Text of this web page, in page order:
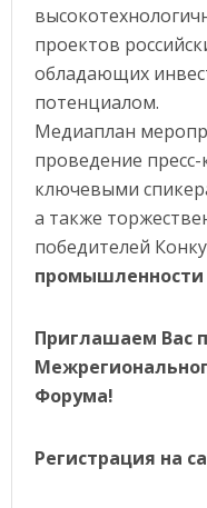
проектов
обладающих
потенциалом.
Медиаплан
проведение
ключевыми
а также
победителей
промышленности
Приглашаем Вас
Форума!
Регистрация на